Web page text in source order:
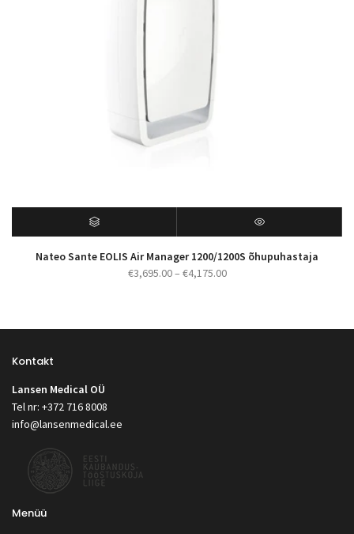
Nateo Sante EOLIS Air Manager 1200/1200S õhupuhastaja
€3,695.00– €4,175.00Hinnavahemik:
Kontakt
Lansen Medical OÜ
Tel nr: +372 716 8008
info@lansenmedical.ee
Menüü